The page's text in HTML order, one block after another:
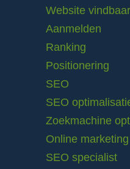
Website
Aanmelden
Ranking
Positionering
SEO
SEO
Zoekmachine
Online
SEO specialist